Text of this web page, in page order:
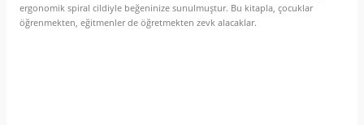
ergonomik spiral cildiyle beğeninize sunulmuştur. Bu kitapla, çocuklar
öğrenmekten, eğitmenler de öğretmekten zevk alacaklar.